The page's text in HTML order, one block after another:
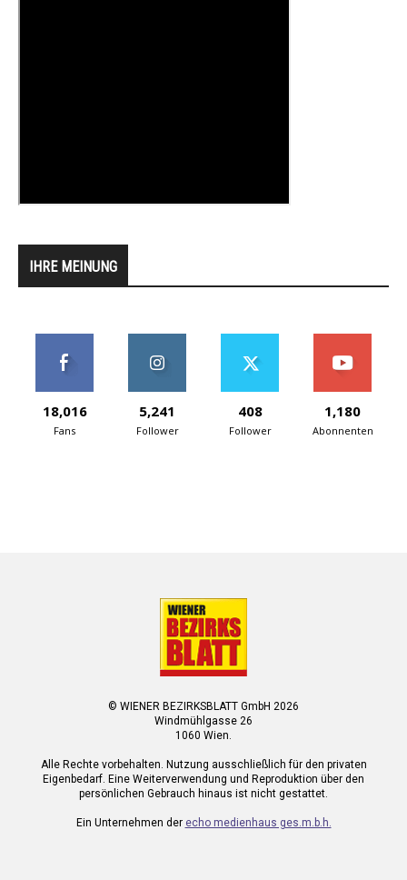
IHRE MEINUNG
18,016
Fans
5,241
Follower
408
Follower
1,180
Abonnenten
© WIENER BEZIRKSBLATT GmbH 2026
Windmühlgasse 26
1060 Wien.
Alle Rechte vorbehalten. Nutzung ausschließlich für den privaten
Eigenbedarf. Eine Weiterverwendung und Reproduktion über den
persönlichen Gebrauch hinaus ist nicht gestattet.
Ein Unternehmen der echo medienhaus ges.m.b.h.